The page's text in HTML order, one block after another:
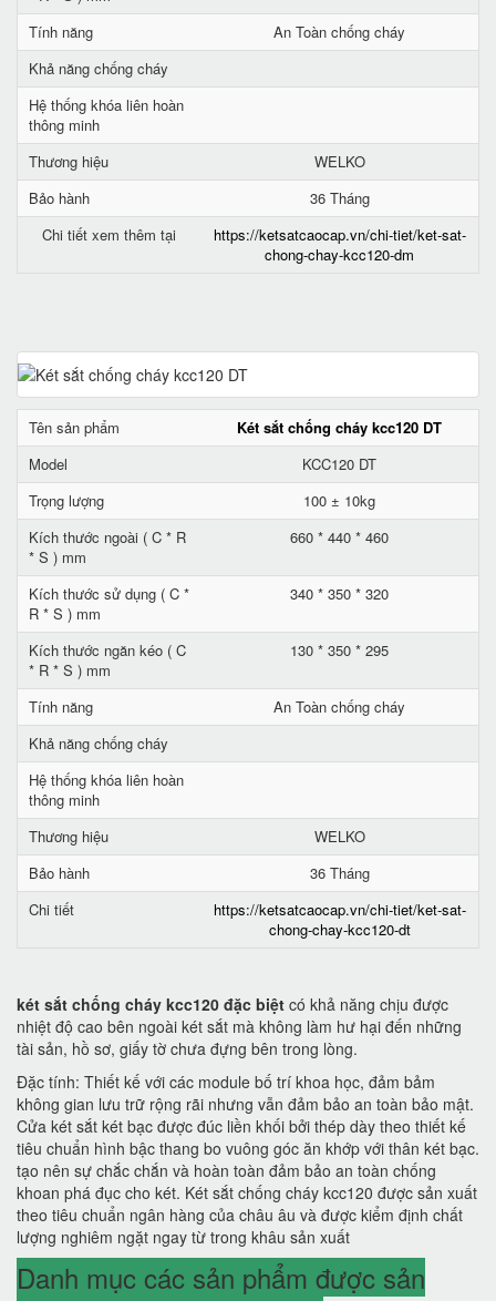
Tính năng
An Toàn chống cháy
Khả năng chống cháy
Hệ thống khóa liên hoàn
thông minh
Thương hiệu
WELKO
Bảo hành
36 Tháng
Chi tiết xem thêm tại
https://ketsatcaocap.vn/chi-tiet/ket-sat-
chong-chay-kcc120-dm
Tên sản phẩm
Két sắt chống cháy kcc120 DT
Model
KCC120 DT
Trọng lượng
100 ± 10kg
Kích thước ngoài ( C * R
* S ) mm
660 * 440 * 460
Kích thước sử dụng ( C *
R * S ) mm
340 * 350 * 320
Kích thước ngăn kéo ( C
* R * S ) mm
130 * 350 * 295
Tính năng
An Toàn chống cháy
Khả năng chống cháy
Hệ thống khóa liên hoàn
thông minh
Thương hiệu
WELKO
Bảo hành
36 Tháng
Chi tiết
https://ketsatcaocap.vn/chi-tiet/ket-sat-
chong-chay-kcc120-dt
két sắt chống cháy kcc120 đặc biệt có khả năng chịu được
nhiệt độ cao bên ngoài két sắt mà không làm hư hại đến những
tài sản, hồ sơ, giấy tờ chưa đựng bên trong lòng.
Đặc tính: Thiết kế với các module bố trí khoa học, đảm bảm
không gian lưu trữ rộng rãi nhưng vẫn đảm bảo an toàn bảo mật.
Cửa két sắt két bạc được đúc liền khối bởi thép dày theo thiết kế
tiêu chuẩn hình bậc thang bo vuông góc ăn khớp với thân két bạc.
tạo nên sự chắc chắn và hoàn toàn đảm bảo an toàn chống
khoan phá đục cho két. Két sắt chống cháy kcc120 được sản xuất
theo tiêu chuẩn ngân hàng của châu âu và được kiểm định chất
lượng nghiêm ngặt ngay từ trong khâu sản xuất
Danh mục các sản phẩm được sản